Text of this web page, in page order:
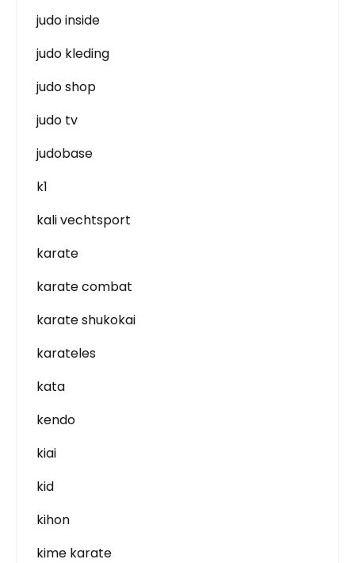
judo inside
judo kleding
judo shop
judo tv
judobase
k1
kali vechtsport
karate
karate combat
karate shukokai
karateles
kata
kendo
kiai
kid
kihon
kime karate